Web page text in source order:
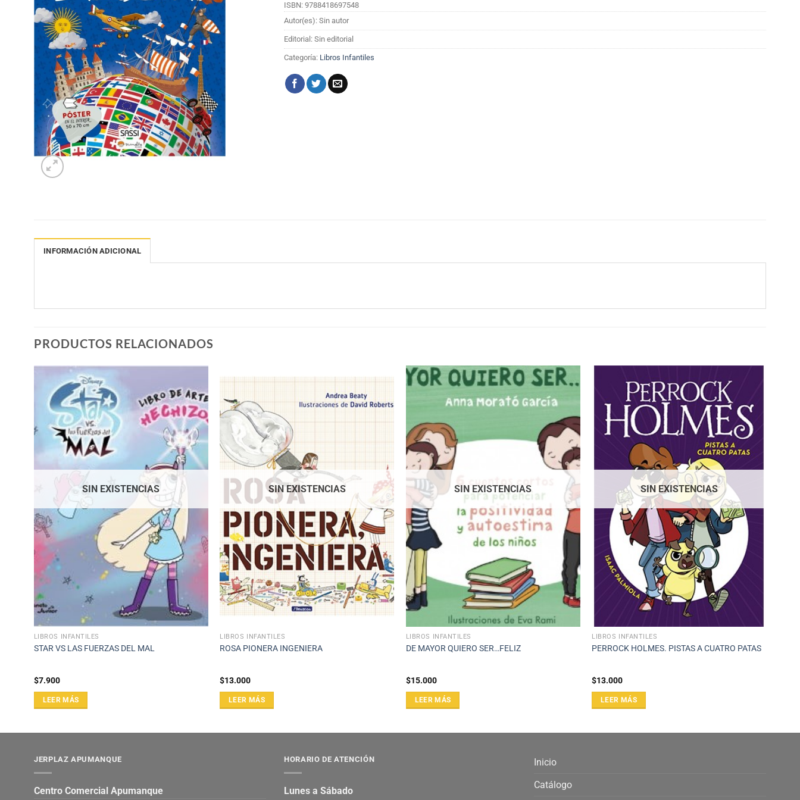
ISBN: 9788418697548
Autor(es): Sin autor
Editorial: Sin editorial
Categoría: Libros Infantiles
INFORMACIÓN ADICIONAL
PRODUCTOS RELACIONADOS
SIN EXISTENCIAS
LIBROS INFANTILES
STAR VS LAS FUERZAS DEL MAL
$7.900
LEER MÁS
SIN EXISTENCIAS
LIBROS INFANTILES
ROSA PIONERA INGENIERA
$13.000
LEER MÁS
SIN EXISTENCIAS
LIBROS INFANTILES
DE MAYOR QUIERO SER…FELIZ
$15.000
LEER MÁS
SIN EXISTENCIAS
LIBROS INFANTILES
PERROCK HOLMES. PISTAS A CUATRO PATAS
$13.000
LEER MÁS
JERPLAZ APUMANQUE
Centro Comercial Apumanque
HORARIO DE ATENCIÓN
Lunes a Sábado
Inicio
Catálogo